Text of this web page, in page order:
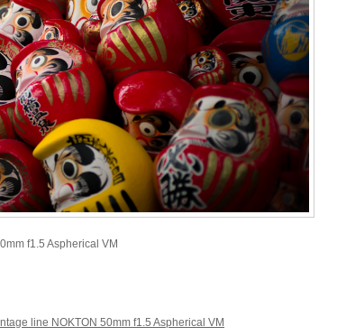
f1.5 Aspherical VM
line NOKTON 50mm f1.5 Aspherical VM